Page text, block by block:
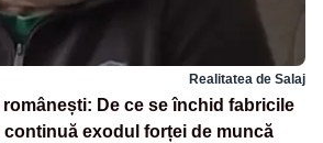
Realitatea de Salaj
De ce se închid fabricile
exodul forței de muncă